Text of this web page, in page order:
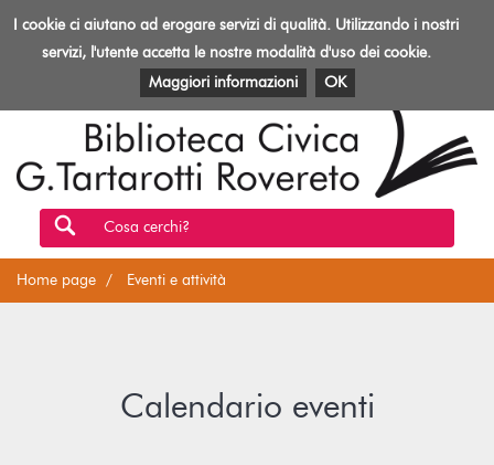
Toggle
Biblioteca
Rovereto
EVENTI E ATTIVITÀ PATRIMONIO E RISORSE
Cosa cerchi?
Home page Eventi e attività
Calendario eventi
I cookie ci aiutano ad erogare servizi di qualità. Utilizzando i nostri
servizi, l'utente accetta le nostre modalità d'uso dei cookie.
Maggiori informazioni
OK